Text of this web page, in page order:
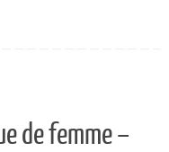
de femme –